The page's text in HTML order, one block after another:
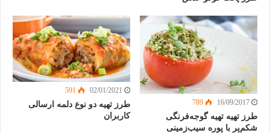
16/09/2017
789
طرز تهیه تهیه گوجه‌فرنگی
شکم‌پر با پوره سیب‌زمینی
02/01/2021
591
طرز تهیه دو نوع دلمه ارسالی
کاربران